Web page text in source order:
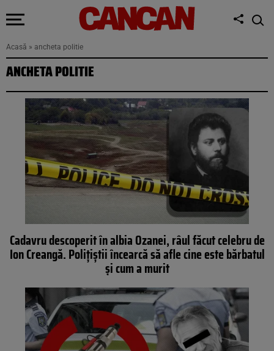
Acasă » ancheta politie
ANCHETA POLITIE
Cadavru descoperit în albia Ozanei, râul făcut celebru de
Ion Creangă. Polițiștii încearcă să afle cine este bărbatul
și cum a murit